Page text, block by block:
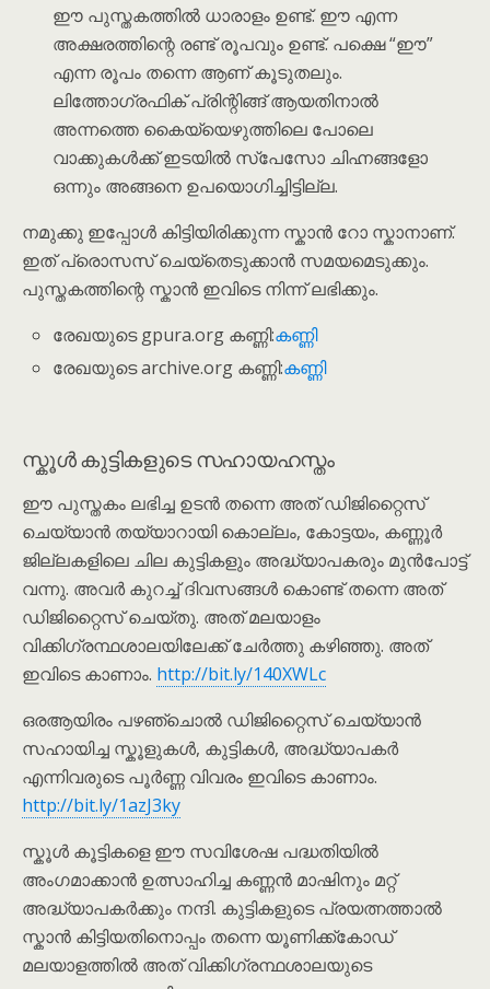
ഈ പുസ്തകത്തിൽ ധാരാളം ഉണ്ട്. ഈ എന്ന
അക്ഷരത്തിന്റെ രണ്ട് രൂപവും ഉണ്ട്. പക്ഷെ “ഈ”
എന്ന രൂപം തന്നെ ആണ് കൂടുതലും.
ലിത്തോഗ്രഫിക് പ്രിന്റിങ്ങ് ആയതിനാൽ
അന്നത്തെ കൈയ്യെഴുത്തിലെ പോലെ
വാക്കുകൾക്ക് ഇടയിൽ സ്പേസോ ചിഹ്നങ്ങളോ
ഒന്നും അങ്ങനെ ഉപയൊഗിച്ചിട്ടില്ല.
നമുക്കു ഇപ്പോൾ കിട്ടിയിരിക്കുന്ന സ്കാൻ റോ സ്കാനാണ്.
ഇത് പ്രൊസസ് ചെയ്തെടുക്കാൻ സമയമെടുക്കും.
പുസ്തകത്തിന്റെ സ്കാൻ ഇവിടെ നിന്ന് ലഭിക്കും.
രേഖയുടെ gpura.org കണ്ണി:കണ്ണി
രേഖയുടെ archive.org കണ്ണി:കണ്ണി
സ്കൂൾ കുട്ടികളുടെ സഹായഹസ്തം
ഈ പുസ്തകം ലഭിച്ച ഉടൻ തന്നെ അത് ഡിജിറ്റൈസ്
ചെയ്യാൻ തയ്യാറായി കൊല്ലം, കോട്ടയം, കണ്ണൂർ
ജില്ലകളിലെ ചില കുട്ടികളും അദ്ധ്യാപകരും മുൻപോട്ട്
വന്നു. അവർ കുറച്ച് ദിവസങ്ങൾ കൊണ്ട് തന്നെ അത്
ഡിജിറ്റൈസ് ചെയ്തു. അത് മലയാളം
വിക്കിഗ്രന്ഥശാലയിലേക്ക് ചേർത്തു കഴിഞ്ഞു. അത്
ഇവിടെ കാണാം. http://bit.ly/140XWLc
ഒരആയിരം പഴഞ്ചൊൽ ഡിജിറ്റൈസ് ചെയ്യാൻ
സഹായിച്ച സ്കൂളുകൾ, കുട്ടികൾ, അദ്ധ്യാപകർ
എന്നിവരുടെ പൂർണ്ണ വിവരം ഇവിടെ കാണാം.
http://bit.ly/1azJ3ky
സ്കൂൾ കൂട്ടികളെ ഈ സവിശേഷ പദ്ധതിയിൽ
അംഗമാക്കാൻ ഉത്സാഹിച്ച കണ്ണൻ മാഷിനും മറ്റ്
അദ്ധ്യാപകർക്കും നന്ദി. കുട്ടികളുടെ പ്രയത്നത്താൽ
സ്കാൻ കിട്ടിയതിനൊപ്പം തന്നെ യൂണിക്ക്കോഡ്
മലയാളത്തിൽ അത് വിക്കിഗ്രന്ഥശാലയുടെ